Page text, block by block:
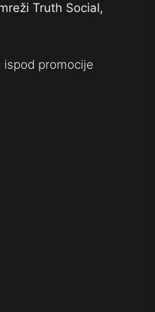
Truth Social,
ispod promocije